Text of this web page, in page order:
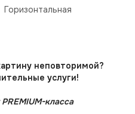
Горизонтальная
неповторимой?
услуги!
класса